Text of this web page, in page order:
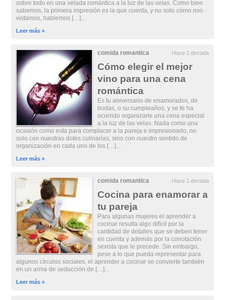
sobre todo en una velada romántica a la luz de las velas. Como bien
sabemos, la primera impresión es la que cuenta, y no solo cómo nos
vistamos, hablemos […]...
Leer más »
comida romantica Hace 1 decada
Cómo elegir el mejor
vino para una cena
romántica
Es tu aniversario de enamorados, de
bodas, o su cumpleaños, y se te ha
ocurrido organizarle una cena especial
a la luz de las velas. Nada como una
ocasión como esta para complacer a la pareja e impresionarlo, no
solo con nuestras dotes culinarias, sino con nuestro sentido de
organización en cada uno de los […]...
Leer más »
comida romantica Hace 1 decada
Cocina para enamorar a
tu pareja
Para algunas mujeres el aprender a
cocinar resulta algo difícil por la
cantidad de detalles que se deben tener
en cuenta y además por la conotación
sexista que le precede. Sin embargo,
pese a lo que pueda representar para
algunos círculos sociales, el aprender a cocinar se convierte también
en un arma de seducción de […]...
Leer más »